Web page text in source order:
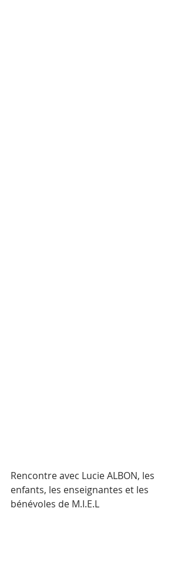
Rencontre avec Lucie ALBON, les
enfants, les enseignantes et les
bénévoles de M.I.E.L